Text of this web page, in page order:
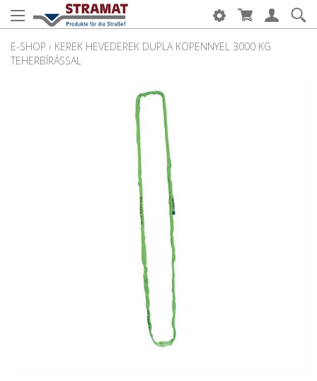
E-SHOP › KEREK HEVEDEREK DUPLA KÖPENNYEL 3000 KG
TEHERBÍRÁSSAL